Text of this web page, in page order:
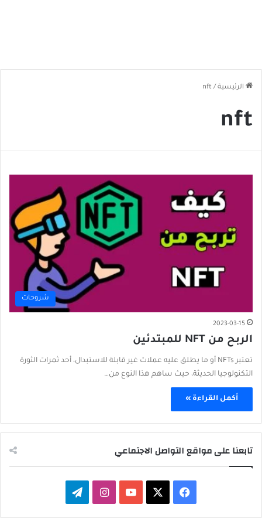
الرئيسية /
nft
nft
شروحات
2023-03-15
الربح من NFT للمبتدئين
تعتبر NFTs أو ما يطلق عليه عملات غير قابلة للاستبدال، أحد ثمرات الثورة
التكنولوجيا الحديثة، حيث ساهم هذا النوع من…
أكمل القراءة »
تابعنا على مواقع التواصل الاجتماعي
فيسبوك ‫YouTubeانستقرامتيلقرام